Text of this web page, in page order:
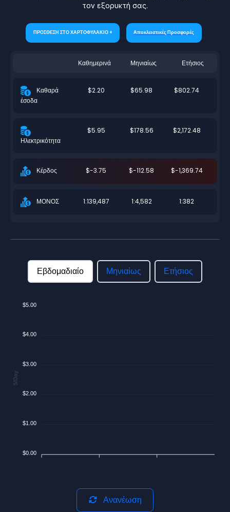
τον εξορυκτή σας.
ΠΡΟΣΘΕΣΗ ΣΤΟ ΧΑΡΤΟΦΥΛΑΚΙΟ + Αποκλειστικές Προσφορές
Καθημερινά Μηνιαίως Ετήσιος
Καθαρά
έσοδα
$2.20 $65.98 $802.74
Ηλεκτρικότητα
$5.95 $178.56 $2,172.48
Κέρδος $-3.75 $-112.58 $-1,369.74
ΜΟΝΟΣ 1:139,487 1:4,582 1:382
Εβδομαδιαίο Μηνιαίως Ετήσιος
$5.00
$4.00
$3.00
$2.00
$1.00
$0.00
$/Day
Ανανέωση